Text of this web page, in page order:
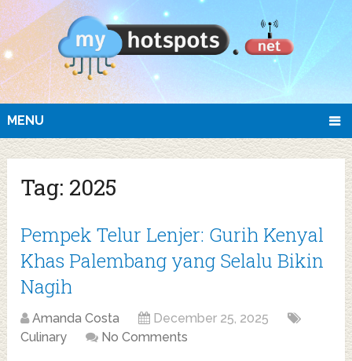
MENU
Tag: 2025
Pempek Telur Lenjer: Gurih Kenyal
Khas Palembang yang Selalu Bikin
Nagih
Amanda Costa
December 25, 2025
Culinary
No Comments